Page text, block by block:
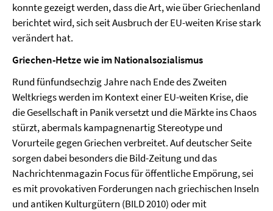
konnte gezeigt werden, dass die Art, wie über Griechenland
berichtet wird, sich seit Ausbruch der EU-weiten Krise stark
verändert hat.
Griechen-Hetze wie im Nationalsozialismus
Rund fünfundsechzig Jahre nach Ende des Zweiten
Weltkriegs werden im Kontext einer EU-weiten Krise, die
die Gesellschaft in Panik versetzt und die Märkte ins Chaos
stürzt, abermals kampagnenartig Stereotype und
Vorurteile gegen Griechen verbreitet. Auf deutscher Seite
sorgen dabei besonders die Bild-Zeitung und das
Nachrichtenmagazin Focus für öffentliche Empörung, sei
es mit provokativen Forderungen nach griechischen Inseln
und antiken Kulturgütern (BILD 2010) oder mit